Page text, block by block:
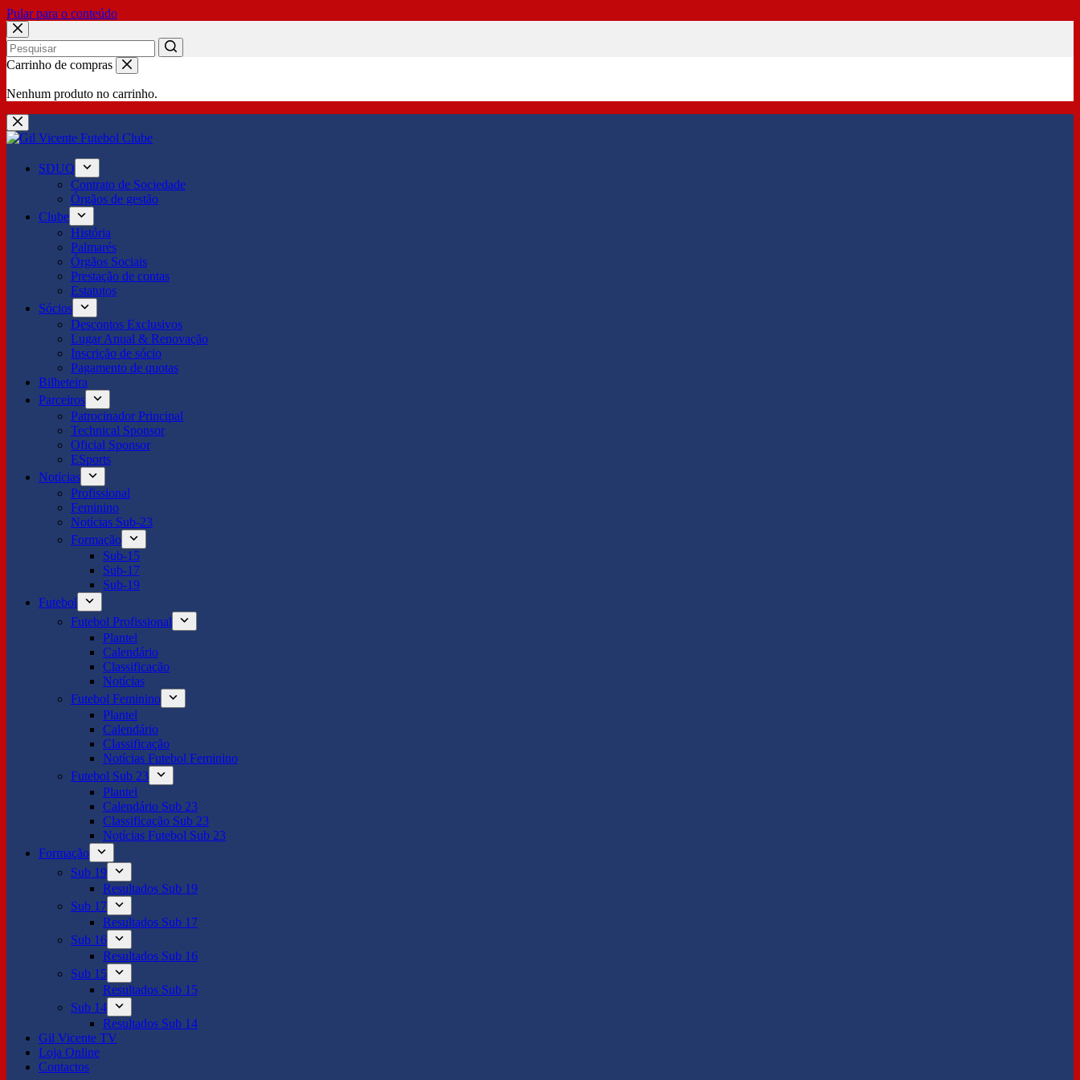
Pular para o conteúdo
No
Carrinho de compras
Nenhum produto no carrinho.
SDUQ
Contrato de Sociedade
Órgãos de gestão
Clube
História
Palmarés
Órgãos Sociais
Prestação de contas
Estatutos
Sócios
Descontos Exclusivos
Lugar Anual & Renovação
Inscrição de sócio
Pagamento de quotas
Bilheteira
Parceiros
Patrocinador Principal
Technical Sponsor
Oficial Sponsor
ESports
Notícias
Profissional
Feminino
Notícias Sub-23
Formação
Sub-15
Sub-17
Sub-19
Futebol
Futebol Profissional
Plantel
Calendário
Classificação
Notícias
Futebol Feminino
Plantel
Calendário
Classificação
Notícias Futebol Feminino
Futebol Sub 23
Plantel
Calendário Sub 23
Classificação Sub 23
Notícias Futebol Sub 23
Formação
Sub 19
Resultados Sub 19
Sub 17
Resultados Sub 17
Sub 16
Resultados Sub 16
Sub 15
Resultados Sub 15
Sub 14
Resultados Sub 14
Gil Vicente TV
Loja Online
Contactos